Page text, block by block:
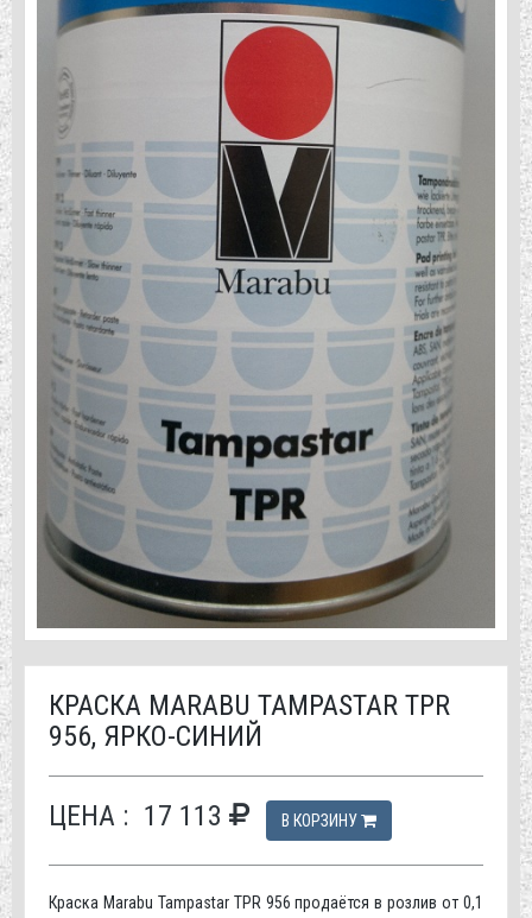
КРАСКА MARABU TAMPASTAR TPR
956, ЯРКО-СИНИЙ
ЦЕНА : 17 113 В КОРЗИНУ
Краска Marabu Tampastar TPR 956 продаётся в розлив от 0,1